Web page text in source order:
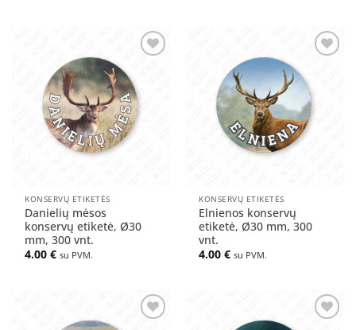
sąrašą
KONSERVŲ ETIKETĖS
Danielių mėsos
konservų etiketė, Ø30
mm, 300 vnt.
4.00€ su PVM.
sąrašą
KONSERVŲ ETIKETĖS
Elnienos konservų
etiketė, Ø30 mm, 300
vnt.
4.00€ su PVM.